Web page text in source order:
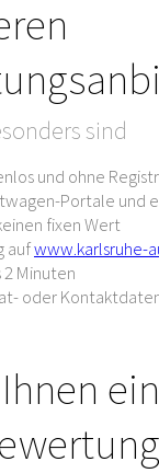
sind
und ohne
Portale und
fixen Wert
aufwww.karlsruhe-
Minuten
oder